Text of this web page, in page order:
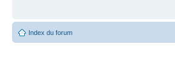
Index du forum